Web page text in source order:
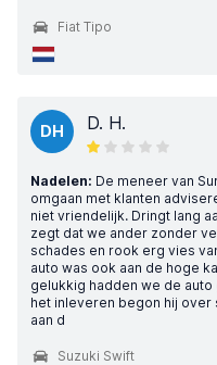
Fiat Tipo
DH D. H.
Nadelen: De meneer van
omgaan met klanten
niet vriendelijk. Dringt lang
zegt dat we ander zonder
schades en rook erg vies
auto was ook aan de hoge
gelukkig hadden we de
het inleveren begon hij
aan d
Suzuki Swift